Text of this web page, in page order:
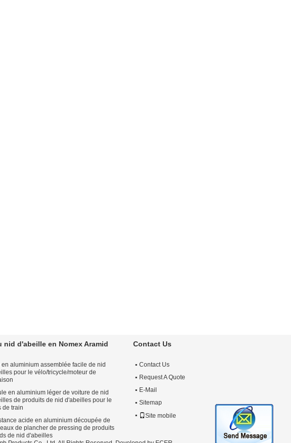
nid d'abeille en Nomex Aramid
en aluminium assemblée facile de nid
pour le vélo/tricycle/moteur de
en aluminium léger de voiture de nid
de produits de nid d'abeilles pour le
de train
acide en aluminium découpée de
de plancher de pressing de produits
de nid d'abeilles
Contact Us
Contact Us
Request A Quote
E-Mail
Sitemap
Site mobile